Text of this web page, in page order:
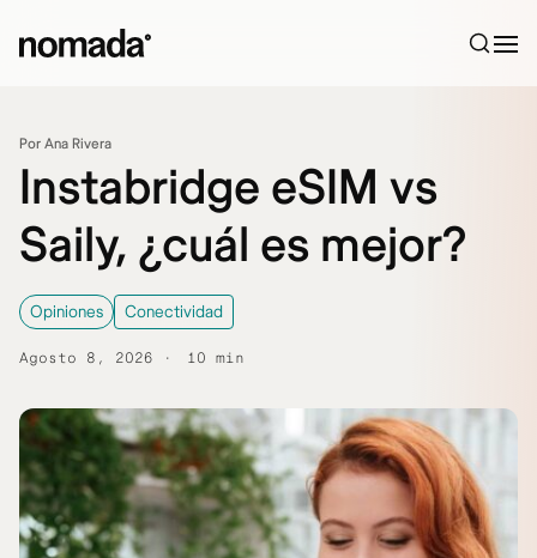
Por Ana Rivera
Instabridge eSIM vs
Saily, ¿cuál es mejor?
Opiniones Conectividad
Agosto 8, 2026 10 min